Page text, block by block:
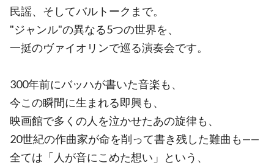
民謡、そしてバルトークまで。
"ジャンル"の異なる5つの世界を、
一挺のヴァイオリンで巡る演奏会です。
300年前にバッハが書いた音楽も、
今この瞬間に生まれる即興も、
映画館で多くの人を泣かせたあの旋律も、
20世紀の作曲家が命を削って書き残した難曲も——
全ては「人が音にこめた想い」という、